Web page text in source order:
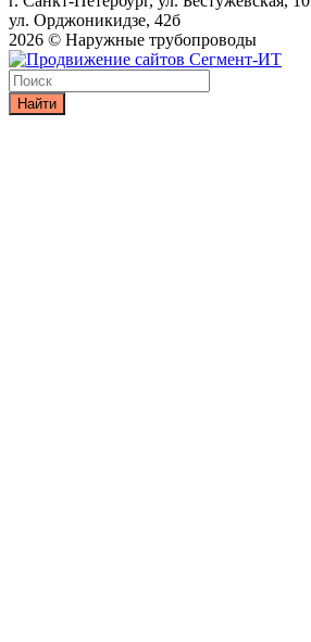
ул. Орджоникидзе, 42б
2026 © Наружные трубопроводы
Найти